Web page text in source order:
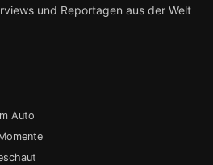
und Reportagen aus der Welt
Auto